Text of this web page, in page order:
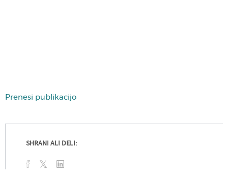
Prenesi publikacijo
SHRANI ALI DELI: